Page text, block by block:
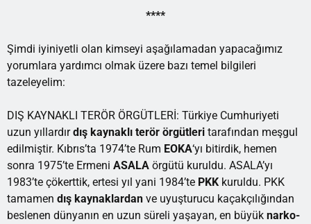
****
Şimdi iyiniyetli olan kimseyi aşağılamadan yapacağımız
yorumlara yardımcı olmak üzere bazı temel bilgileri
tazeleyelim:
DIŞ KAYNAKLI TERÖR ÖRGÜTLERİ: Türkiye Cumhuriyeti
uzun yıllardırdış kaynaklı terör örgütleri tarafından meşgul
edilmiştir. Kıbrıs’ta 1974’te Rum EOKA‘yı bitirdik, hemen
sonra 1975’te Ermeni ASALA örgütü kuruldu. ASALA’yı
1983’te çökerttik, ertesi yıl yani 1984’te PKK kuruldu. PKK
tamamen dış kaynaklardan ve uyuşturucu kaçakçılığından
beslenen dünyanın en uzun süreli yaşayan, en büyük narko-